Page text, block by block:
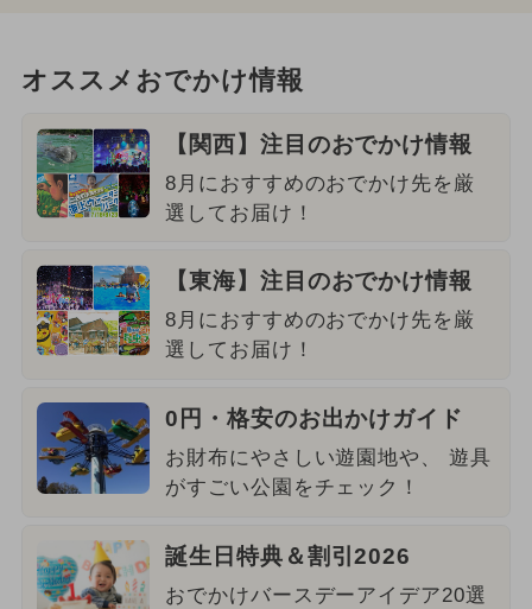
オススメおでかけ情報
【関西】注目のおでかけ情報
8月におすすめのおでかけ先を厳
選してお届け！
【東海】注目のおでかけ情報
8月におすすめのおでかけ先を厳
選してお届け！
0円・格安のお出かけガイド
お財布にやさしい遊園地や、 遊具
がすごい公園をチェック！
誕生日特典＆割引2026
おでかけバースデーアイデア20選